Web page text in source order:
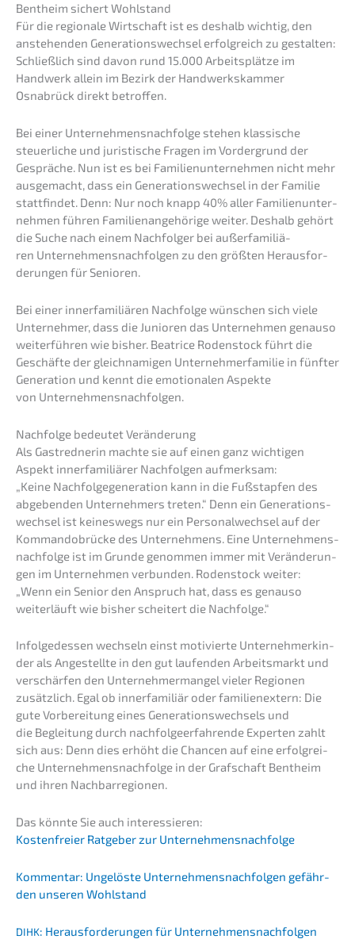
Bentheim sichert Wohlstand
Für die regio­na­le Wirtschaft ist es deshalb wichtig, den
anste­hen­den Generations­wechsel erfolg­reich zu gestal­ten:
Schließ­lich sind davon rund 15.000 Arbeits­plät­ze im
Handwerk allein im Bezirk der Handwerks­kam­mer
Osnabrück direkt betroffen.
Bei einer Unternehmens­nachfolge stehen klassi­sche
steuer­li­che und juris­ti­sche Fragen im Vorder­grund der
Gesprä­che. Nun ist es bei Famili­en­un­ter­neh­men nicht mehr
ausge­macht, dass ein Generations­wechsel in der Familie
statt­fin­det. Denn: Nur noch knapp 40% aller Famili­en­un­ter­
neh­men führen Famili­en­an­ge­hö­ri­ge weiter. Deshalb gehört
die Suche nach einem Nachfol­ger bei außer­fa­mi­liä­
ren Unter­neh­mens­nach­fol­gen zu den größten Heraus­for­
de­run­gen für Senioren.
Bei einer inner­fa­mi­liä­ren Nachfol­ge wünschen sich viele
Unter­neh­mer, dass die Junio­ren das Unter­neh­men genau­so
weiter­füh­ren wie bisher. Beatri­ce Roden­stock führt die
Geschäf­te der gleich­na­mi­gen Unter­neh­mer­fa­mi­lie in fünfter
Genera­ti­on und kennt die emotio­na­len Aspek­te
von Unternehmensnachfolgen.
Nachfol­ge bedeu­tet Veränderung
Als Gastred­ne­rin machte sie auf einen ganz wichti­gen
Aspekt inner­fa­mi­liä­rer Nachfol­gen aufmerk­sam:
„Keine Nachfol­ge­ge­nera­ti­on kann in die Fußstap­fen des
abgeben­den Unter­neh­mers treten.“ Denn ein Generations­
wechsel ist keines­wegs nur ein Perso­nal­wech­sel auf der
Komman­do­brü­cke des Unter­neh­mens. Eine Unternehmens­
nachfolge ist im Grunde genom­men immer mit Verän­de­run­
gen im Unter­neh­men verbun­den. Roden­stock weiter:
„Wenn ein Senior den Anspruch hat, dass es genau­so
weiter­läuft wie bisher schei­tert die Nachfolge.“
Infol­ge­des­sen wechseln einst motivier­te Unter­neh­mer­kin­
der als Angestell­te in den gut laufen­den Arbeits­markt und
verschär­fen den Unter­neh­mer­man­gel vieler Regio­nen
zusätz­lich. Egal ob inner­fa­mi­li­är oder famili­en­ex­tern: Die
gute Vorbe­rei­tung eines Genera­ti­ons­wech­sels und
die Beglei­tung durch nachfol­ge­er­fah­ren­de Exper­ten zahlt
sich aus: Denn dies erhöht die Chancen auf eine erfolg­rei­
che Unternehmens­nachfolge in der Grafschaft Bentheim
und ihren Nachbarregionen.
Das könnte Sie auch interessieren:
Kosten­frei­er Ratge­ber zur Unternehmensnachfolge
Kommen­tar: Ungelös­te Unter­neh­mens­nach­fol­gen gefähr­
den unseren Wohlstand
DIHK: Heraus­for­de­run­gen für Unter­neh­mens­nach­fol­gen